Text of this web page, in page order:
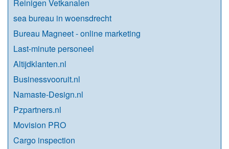
Reinigen Vetkanalen
sea bureau in woensdrecht
Bureau Magneet - online marketing
Last-minute personeel
Altijdklanten.nl
Businessvooruit.nl
Namaste-Design.nl
Pzpartners.nl
Movision PRO
Cargo inspection